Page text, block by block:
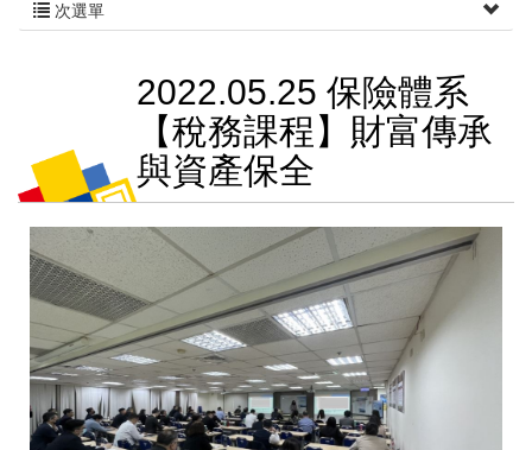
次選單
2022.05.25 保險體系
【稅務課程】財富傳承
與資產保全